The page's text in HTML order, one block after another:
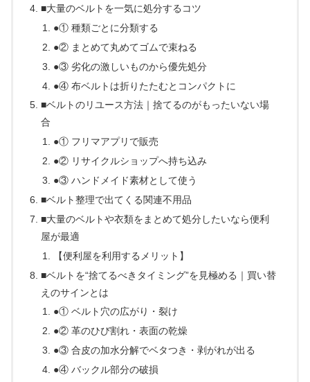
■大量のベルトを一気に処分するコツ
●① 種類ごとに分類する
●② まとめて丸めてゴムで束ねる
●③ 劣化の激しいものから優先処分
●④ 布ベルトは折りたたむとコンパクトに
■ベルトのリユース方法｜捨てるのがもったいない場
合
●① フリマアプリで販売
●② リサイクルショップへ持ち込み
●③ ハンドメイド素材として使う
■ベルト整理で出てくる関連不用品
■大量のベルトや衣類をまとめて処分したいなら便利
屋が最適
【便利屋を利用するメリット】
■ベルトを“捨てるべきタイミング”を見極める｜買い替
えのサインとは
●① ベルト穴の広がり・裂け
●② 革のひび割れ・表面の乾燥
●③ 合皮の加水分解でベタつき・剥がれが出る
●④ バックル部分の破損